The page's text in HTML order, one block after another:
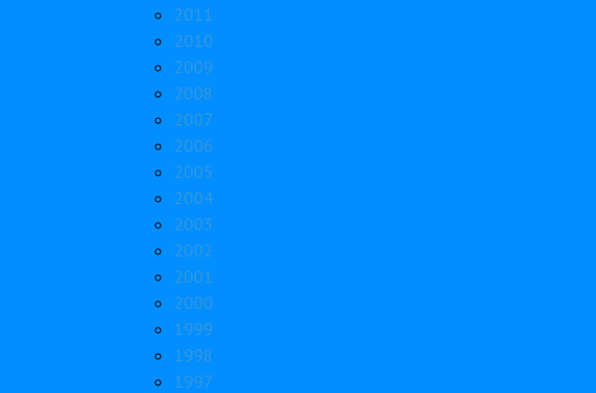
2011
2010
2009
2008
2007
2006
2005
2004
2003
2002
2001
2000
1999
1998
1997